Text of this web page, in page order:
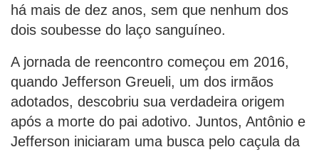
há mais de dez anos, sem que nenhum dos
dois soubesse do laço sanguíneo.
A jornada de reencontro começou em 2016,
quando Jefferson Greueli, um dos irmãos
adotados, descobriu sua verdadeira origem
após a morte do pai adotivo. Juntos, Antônio e
Jefferson iniciaram uma busca pelo caçula da